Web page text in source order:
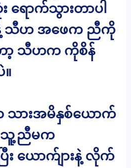
ောက်သွားတာပါ
နဲ့ သီဟ အဖေက ညီကို
ာ့ သီဟက ကိုစိန်
သားအမိနှစ်ယောက်
သူ့ညီမက
း ယောက်ျားနဲ့ လိုက်